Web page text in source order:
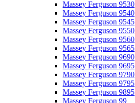
Massey Ferguson 9530
Massey Ferguson 9540
Massey Ferguson 9545
Massey Ferguson 9550
Massey Ferguson 9560
Massey Ferguson 9565
Massey Ferguson 9690
Massey Ferguson 9695
Massey Ferguson 9790
Massey Ferguson 9795
Massey Ferguson 9895
Massey Ferguson 99